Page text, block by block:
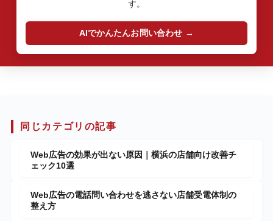
す。
AIでかんたんお問い合わせ
同じカテゴリの記事
Web広告の効果が出ない原因｜横浜の店舗向け改善チ
ェック10選
Web広告の電話問い合わせを逃さない店舗受電体制の
整え方